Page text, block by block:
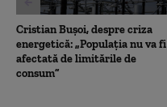
Cristian Bușoi, despre criza
energetică: „Populația nu va fi
afectată de limitările de
consum”